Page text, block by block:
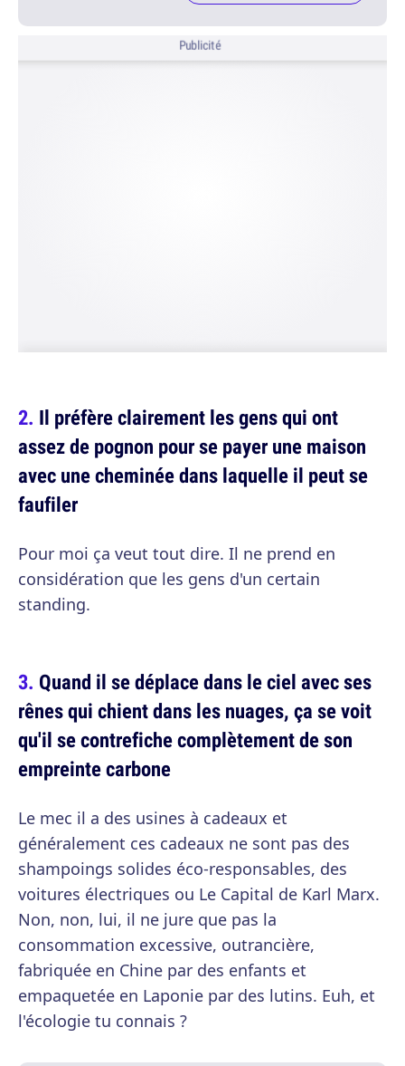
Publicité
Il préfère clairement les gens qui ont
assez de pognon pour se payer une maison
avec une cheminée dans laquelle il peut se
faufiler
Pour moi ça veut tout dire. Il ne prend en
considération que les gens d'un certain
standing.
Quand il se déplace dans le ciel avec ses
rênes qui chient dans les nuages, ça se voit
qu'il se contrefiche complètement de son
empreinte carbone
Le mec il a des usines à cadeaux et
généralement ces cadeaux ne sont pas des
shampoings solides éco-responsables, des
voitures électriques ou Le Capital de Karl Marx.
Non, non, lui, il ne jure que pas la
consommation excessive, outrancière,
fabriquée en Chine par des enfants et
empaquetée en Laponie par des lutins. Euh, et
l'écologie tu connais ?